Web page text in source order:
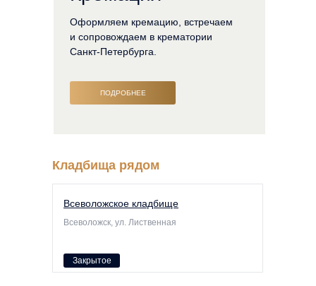
ПОДРОБНЕЕ
Оформляем кремацию, встречаем
и сопровождаем в крематории
Санкт-Петербурга.
Кладбища рядом
Закрытое
Всеволожск, ул. Лиственная
Всеволожское кладбище